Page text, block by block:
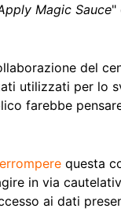
Magic Sauce"
del
utilizzati per lo
farebbe
questa
in via
ai dati